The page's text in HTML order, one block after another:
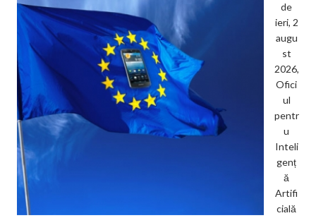
de
ieri, 2
augu
st
2026,
Ofici
ul
pentr
u
Inteli
genț
ă
Artifi
cială